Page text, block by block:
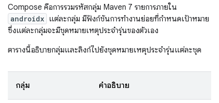
Compose คือการรวมรหัสกลุ่ม Maven 7 รายการภายใน
androidx แต่ละกลุ่ม มีฟังก์ชันการทำงานย่อยที่กำหนดเป้าหมาย
ซึ่งแต่ละกลุ่มจะมีชุดหมายเหตุประจำรุ่นของตัวเอง
ตารางนี้อธิบายกลุ่มและลิงก์ไปยังชุดหมายเหตุประจำรุ่นแต่ละชุด
กลุ่ม คำอธิบาย